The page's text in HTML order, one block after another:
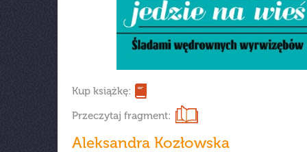
Kup książkę:
Przeczytaj fragment:
Aleksandra Kozłowska